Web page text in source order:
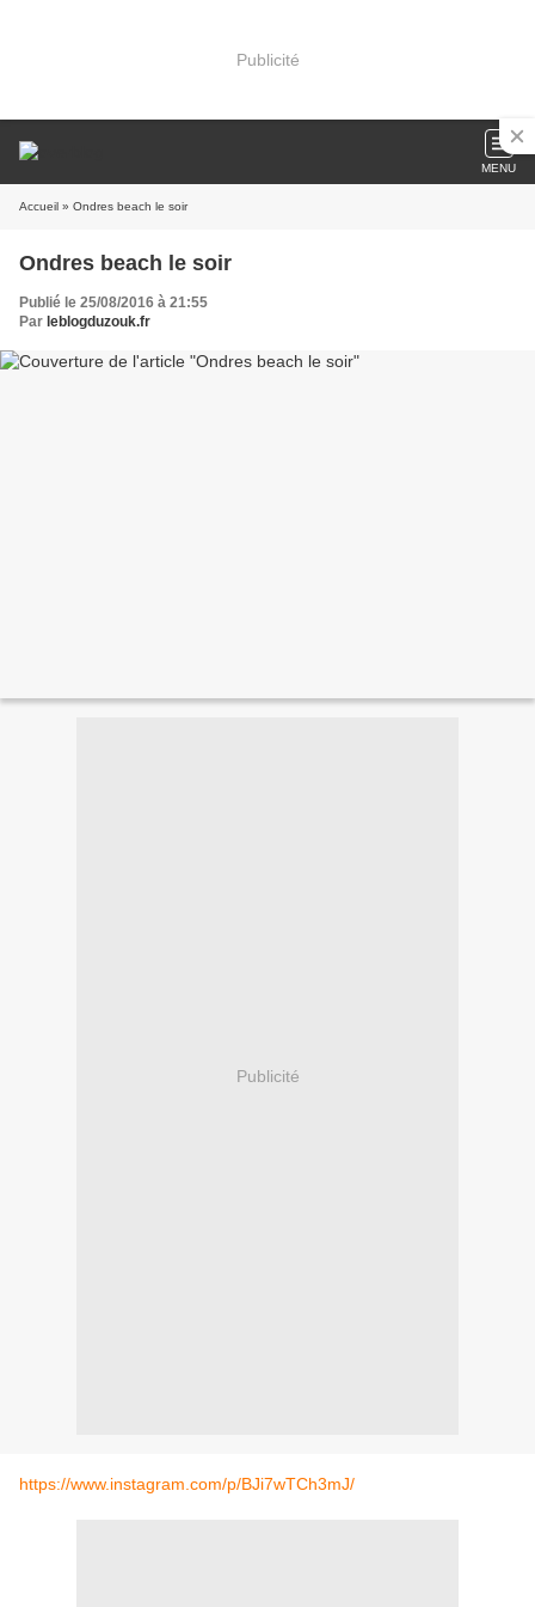
Publicité
MENU
Accueil » Ondres beach le soir
Ondres beach le soir
Publié le 25/08/2016 à 21:55
Par leblogduzouk.fr
Publicité
https://www.instagram.com/p/BJi7wTCh3mJ/